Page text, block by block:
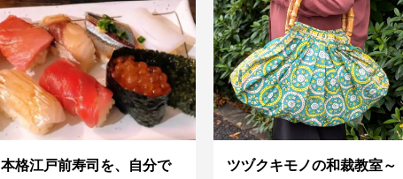
本格江戸前寿司を、自分で
ツヅクキモノの和裁教室～